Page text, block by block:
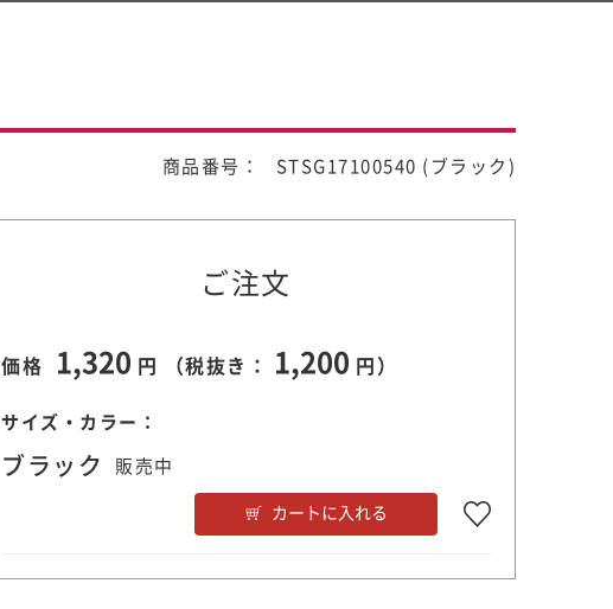
商品番号： STSG17100540 (ブラック)
ご注文
価格 1,320 円 （税抜き： 1,200 円）
サイズ・カラー：
ブラック 販売中
カートに入れる